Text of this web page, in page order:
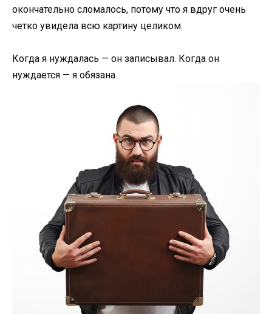
окончательно сломалось, потому что я вдруг очень
четко увидела всю картину целиком.
Когда я нуждалась — он записывал. Когда он
нуждается — я обязана.